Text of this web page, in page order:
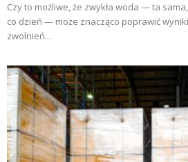
Czy to możliwe, że zwykła woda — ta
co dzień — może znacząco poprawić
zwolnień...